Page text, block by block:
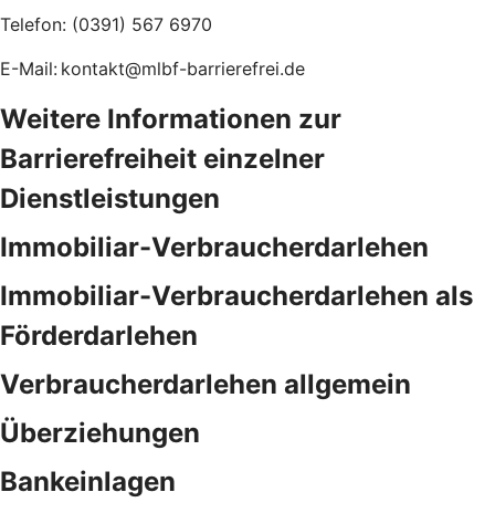
Telefon: (0391) 567 6970
E-Mail: kontakt@mlbf-barrierefrei.de
Weitere Informationen zur
Barrierefreiheit einzelner
Dienstleistungen
Immobiliar-Verbraucherdarlehen
Immobiliar-Verbraucherdarlehen als
Förderdarlehen
Verbraucherdarlehen allgemein
Überziehungen
Bankeinlagen